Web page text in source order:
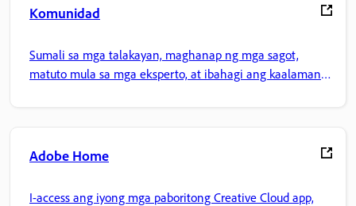
Komunidad
Sumali sa mga talakayan, maghanap ng mga sagot,
matuto mula sa mga eksperto, at ibahagi ang kaalaman
Adobe Home
I-access ang iyong mga paboritong Creative Cloud app,